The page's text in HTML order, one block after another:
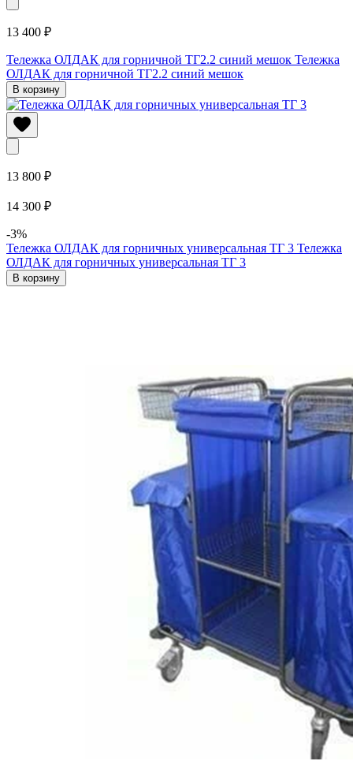
13 400 ₽
Тележка ОЛДАК для горничной ТГ2.2 синий мешок Тележка
ОЛДАК для горничной ТГ2.2 синий мешок
В корзину
13 800 ₽
14 300 ₽
-3%
Тележка ОЛДАК для горничных универсальная ТГ 3 Тележка
ОЛДАК для горничных универсальная ТГ 3
В корзину